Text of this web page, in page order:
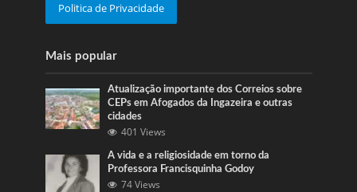
Politica de Privacidade
Mais popular
Atualização importante dos Correios sobre
CEPs em Afogados da Ingazeira e outras
cidades
401 Views
A vida e a religiosidade em torno da
Professora Francisquinha Godoy
74 Views